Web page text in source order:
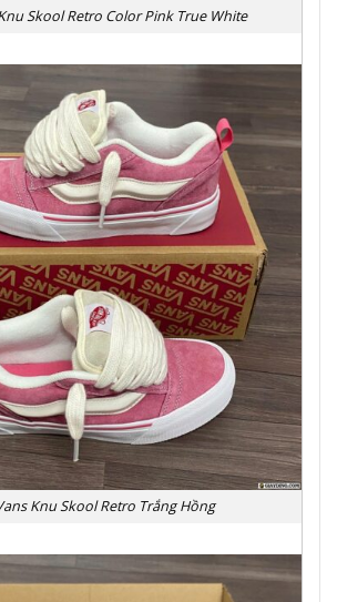
Skool Retro Color Pink True White
Knu Skool Retro Trắng Hồng